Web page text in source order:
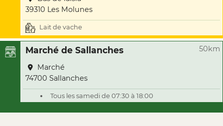
39310 Les Molunes
Lait de vache
Marché de Sallanches 50km
Marché
74700 Sallanches
Tous les samedi de 07:30 à 18:00